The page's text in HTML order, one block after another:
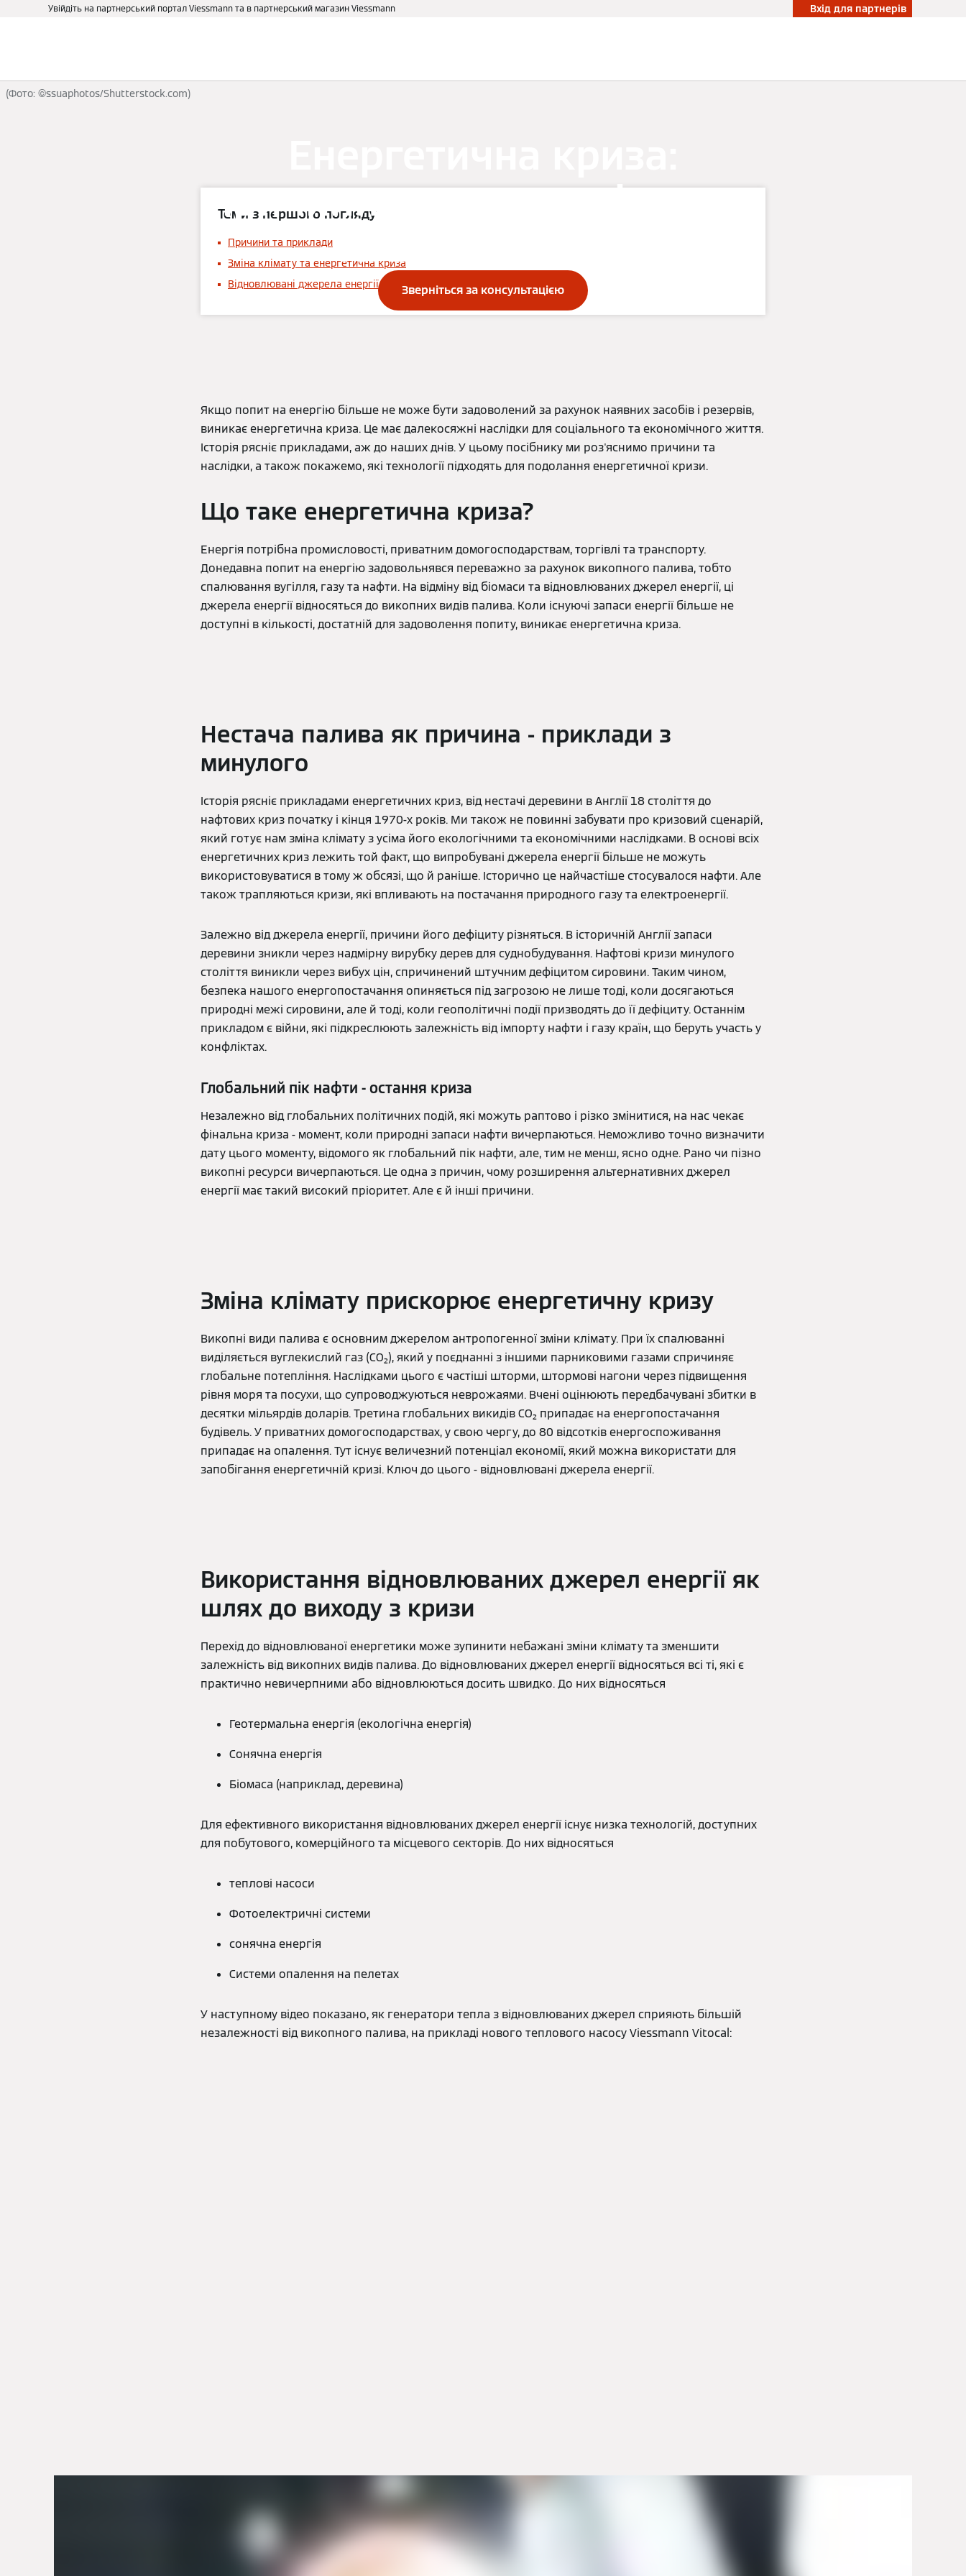
Увійдіть на партнерський портал Viessmann та в партнерський магазин Viessmann Вхід для партнерів
причини, шляхи вирішення
та варіанти дій
Зверніться за консультацією
(Фото: ©ssuaphotos/Shutterstock.com)
Теми з першого погляду
Причини та приклади
Зміна клімату та енергетична криза
Відновлювані джерела енергії як вихід із ситуації
Якщо попит на енергію більше не може бути задоволений за рахунок наявних засобів і резервів,
виникає енергетична криза. Це має далекосяжні наслідки для соціального та економічного життя.
Історія рясніє прикладами, аж до наших днів. У цьому посібнику ми роз'яснимо причини та
наслідки, а також покажемо, які технології підходять для подолання енергетичної кризи.
Що таке енергетична криза?
Енергія потрібна промисловості, приватним домогосподарствам, торгівлі та транспорту.
Донедавна попит на енергію задовольнявся переважно за рахунок викопного палива, тобто
спалювання вугілля, газу та нафти. На відміну від біомаси та відновлюваних джерел енергії, ці
джерела енергії відносяться до викопних видів палива. Коли існуючі запаси енергії більше не
доступні в кількості, достатній для задоволення попиту, виникає енергетична криза.
Нестача палива як причина - приклади з
минулого
Історія рясніє прикладами енергетичних криз, від нестачі деревини в Англії 18 століття до
нафтових криз початку і кінця 1970-х років. Ми також не повинні забувати про кризовий сценарій,
який готує нам зміна клімату з усіма його екологічними та економічними наслідками. В основі всіх
енергетичних криз лежить той факт, що випробувані джерела енергії більше не можуть
використовуватися в тому ж обсязі, що й раніше. Історично це найчастіше стосувалося нафти. Але
також трапляються кризи, які впливають на постачання природного газу та електроенергії.
Залежно від джерела енергії, причини його дефіциту різняться. В історичній Англії запаси
деревини зникли через надмірну вирубку дерев для суднобудування. Нафтові кризи минулого
століття виникли через вибух цін, спричинений штучним дефіцитом сировини. Таким чином,
безпека нашого енергопостачання опиняється під загрозою не лише тоді, коли досягаються
природні межі сировини, але й тоді, коли геополітичні події призводять до її дефіциту. Останнім
прикладом є війни, які підкреслюють залежність від імпорту нафти і газу країн, що беруть участь у
конфліктах.
Глобальний пік нафти - остання криза
Незалежно від глобальних політичних подій, які можуть раптово і різко змінитися, на нас чекає
фінальна криза - момент, коли природні запаси нафти вичерпаються. Неможливо точно визначити
дату цього моменту, відомого як глобальний пік нафти, але, тим не менш, ясно одне. Рано чи пізно
викопні ресурси вичерпаються. Це одна з причин, чому розширення альтернативних джерел
енергії має такий високий пріоритет. Але є й інші причини.
Зміна клімату прискорює енергетичну кризу
Викопні види палива є основним джерелом антропогенної зміни клімату. При їх спалюванні
виділяється вуглекислий газ (CO₂), який у поєднанні з іншими парниковими газами спричиняє
глобальне потепління. Наслідками цього є частіші шторми, штормові нагони через підвищення
рівня моря та посухи, що супроводжуються неврожаями. Вчені оцінюють передбачувані збитки в
десятки мільярдів доларів. Третина глобальних викидів CO₂ припадає на енергопостачання
будівель. У приватних домогосподарствах, у свою чергу, до 80 відсотків енергоспоживання
припадає на опалення. Тут існує величезний потенціал економії, який можна використати для
запобігання енергетичній кризі. Ключ до цього - відновлювані джерела енергії.
Використання відновлюваних джерел енергії як
шлях до виходу з кризи
Перехід до відновлюваної енергетики може зупинити небажані зміни клімату та зменшити
залежність від викопних видів палива. До відновлюваних джерел енергії відносяться всі ті, які є
практично невичерпними або відновлюються досить швидко. До них відносяться
Геотермальна енергія (екологічна енергія)
Сонячна енергія
Біомаса (наприклад, деревина)
Для ефективного використання відновлюваних джерел енергії існує низка технологій, доступних
для побутового, комерційного та місцевого секторів. До них відносяться
теплові насоси
Фотоелектричні системи
сонячна енергія
Системи опалення на пелетах
У наступному відео показано, як генератори тепла з відновлюваних джерел сприяють більшій
незалежності від викопного палива, на прикладі нового теплового насосу Viessmann Vitocal: